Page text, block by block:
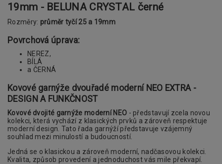
19mm - BELUNA CRYSTAL černé
Rozměry: průměr tyčí 25 a 19mm
Povrchová úprava:
NEREZ,
BÍLÁ
a ČERNÁ
Kovové garnýže dvouřadé moderní NEO EXTRA -
DESIGN A FUNKČNOST
Kovové dvojité garnýže moderní NEO - představují zcela novou
kolekci, která vychází z klasických prvků a zároveň respektuje
moderní design. Tato řada garnýží představuje vzájemný
souhlad mezi minulostí a budoucností.
Jedná se o klasickou a zároveň moderní, nadčasovou kolekci.
Kvalita, způsob provedení a jednoduchost vás mile překvapí.